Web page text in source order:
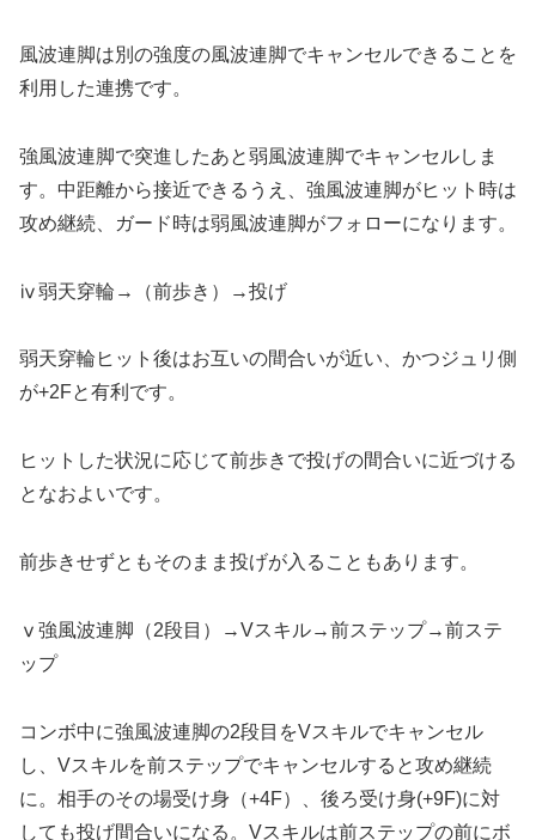
風波連脚は別の強度の風波連脚でキャンセルできることを
利用した連携です。
強風波連脚で突進したあと弱風波連脚でキャンセルしま
す。中距離から接近できるうえ、強風波連脚がヒット時は
攻め継続、ガード時は弱風波連脚がフォローになります。
ⅳ弱天穿輪→（前歩き）→投げ
弱天穿輪ヒット後はお互いの間合いが近い、かつジュリ側
が+2Fと有利です。
ヒットした状況に応じて前歩きで投げの間合いに近づける
となおよいです。
前歩きせずともそのまま投げが入ることもあります。
ⅴ強風波連脚（2段目）→Vスキル→前ステップ→前ステ
ップ
コンボ中に強風波連脚の2段目をVスキルでキャンセル
し、Vスキルを前ステップでキャンセルすると攻め継続
に。相手のその場受け身（+4F）、後ろ受け身(+9F)に対
しても投げ間合いになる。Vスキルは前ステップの前にボ